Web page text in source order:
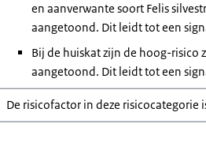
en aanverwante soort Felis
aangetoond. Dit leidt tot een
Bij de huiskat zijn de hoog-risico
aangetoond. Dit leidt tot een
De risicofactor in deze risicocategorie